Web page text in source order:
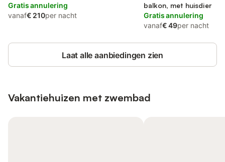
Gratis annulering
vanaf€ 210per nacht
balkon, met huisdier
Gratis annulering
vanaf€ 49per nacht
Laat alle aanbiedingen zien
Vakantiehuizen met zwembad